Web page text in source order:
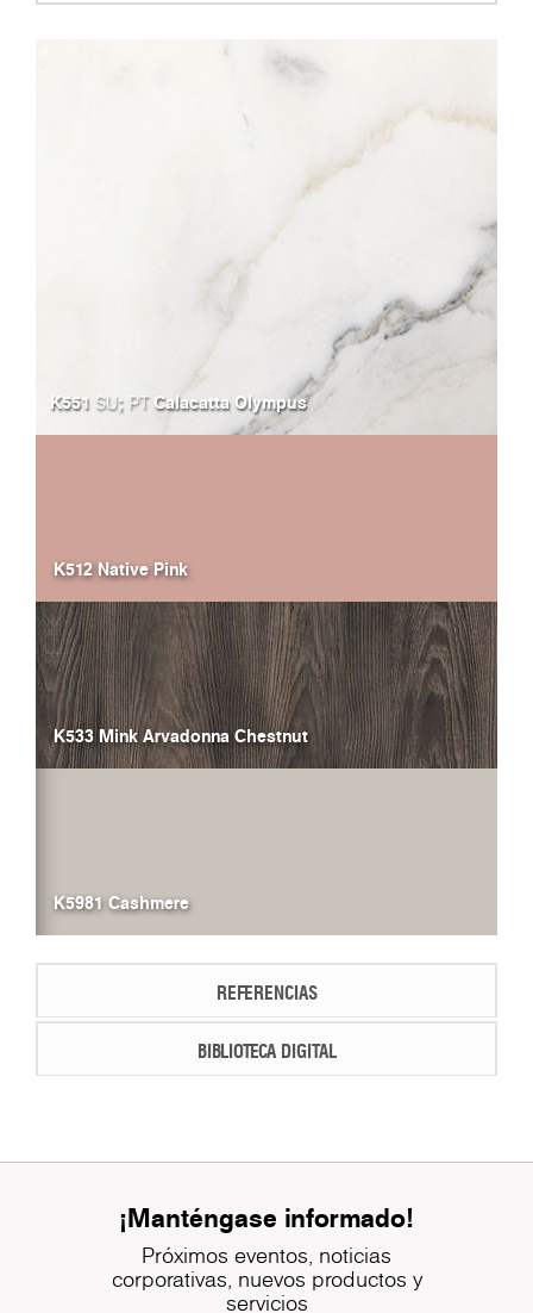
K551 SU; PTCalacatta Olympus
K512 Native Pink
K533 Mink Arvadonna Chestnut
K5981 Cashmere
REFERENCIAS
BIBLIOTECA DIGITAL
¡Manténgase informado!
Próximos eventos, noticias
corporativas, nuevos productos y
servicios